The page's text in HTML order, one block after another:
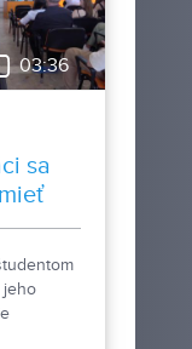
03:36
sa
jeho